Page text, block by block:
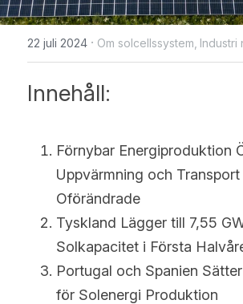
Solceller Glas-Glas
Fullt svarta Solceller
N-TOPCon Serien Solceller
Maysun Solar nyheter
Español
Português
Français
Suomi
Norsk
WhatsApp
22 juli 2024 · Om solcellssystem, Industri
Innehåll:
Förnybar Energiproduktion
Uppvärmning och Transport
Oförändrade
Tyskland Lägger till 7,55
Solkapacitet i Första
Portugal och Spanien
för Solenergi Produktion